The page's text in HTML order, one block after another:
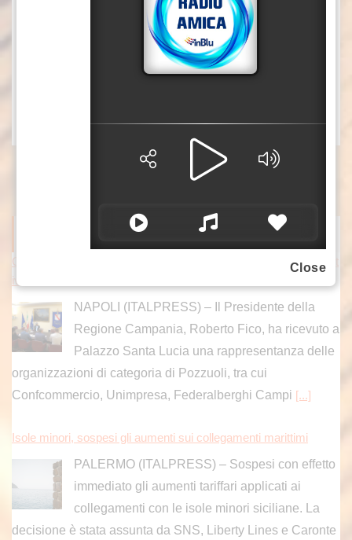
che abbiamo avuto, di dire la parola ‘insieme’
per rilanciare quella che è una
funzione fondamentale del sindacato che è la
contrattazione”.(ITALPRESS)
ITALPRESS NEWS
Campi Flegrei, Fico incontra i rappresentanti delle attività produtt
ive
NAPOLI (ITALPRESS) – Il Presidente della
Regione Campania, Roberto Fico, ha ricevuto a
Palazzo Santa Lucia una rappresentanza delle
organizzazioni di categoria di Pozzuoli, tra cui
Confcommercio, Unimpresa, Federalberghi Campi [...]
Isole minori, sospesi gli aumenti sui collegamenti marittimi
PALERMO (ITALPRESS) – Sospesi con effetto
immediato gli aumenti tariffari applicati ai
collegamenti con le isole minori siciliane. La
decisione è stata assunta da SNS, Liberty Lines e Caronte
Close